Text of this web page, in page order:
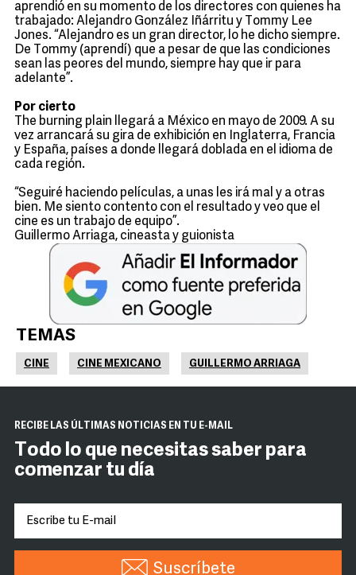
aprendió en su momento de los directores con quienes ha
trabajado: Alejandro González Iñárritu y Tommy Lee
Jones. “Alejandro es un gran director, lo he dicho siempre.
De Tommy (aprendí) que a pesar de que las condiciones
sean las peores del mundo, siempre hay que ir para
adelante”.
Por cierto
The burning plain llegará a México en mayo de 2009. A su
vez arrancará su gira de exhibición en Inglaterra, Francia
y España, países a donde llegará doblada en el idioma de
cada región.
“Seguiré haciendo películas, a unas les irá mal y a otras
bien. Me siento contento con el resultado y veo que el
cine es un trabajo de equipo”.
Guillermo Arriaga, cineasta y guionista
TEMAS
CINE CINE MEXICANO GUILLERMO ARRIAGA
RECIBE LAS ÚLTIMAS NOTICIAS EN TU E-MAIL
Todo lo que necesitas saber para
comenzar tu día
Suscríbete